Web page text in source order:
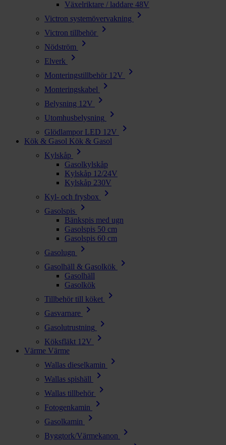
Växelriktare / laddare 48V
Victron systemövervakning
chevron_right
Victron tillbehör chevron_right
Nödström chevron_right
Elverk chevron_right
Monteringstillbehör 12V chevron_right
Monteringskabel chevron_right
Belysning 12V chevron_right
Utomhusbelysning chevron_right
Glödlampor LED 12V chevron_right
Kök & Gasol Kök & Gasol
Kylskåp
chevron_right
Gasolkylskåp
Kylskåp 12/24V
Kylskåp 230V
Kyl- och frysbox
chevron_right
Gasolspis chevron_right
Bänkspis med ugn
Gasolspis 50 cm
Gasolspis 60 cm
Gasolugn
chevron_right
Gasolhäll & Gasolkök chevron_right
Gasolhäll
Gasolkök
Tillbehör till köket
chevron_right
Gasvarnare chevron_right
Gasolutrustning chevron_right
Köksfläkt 12V chevron_right
Värme Värme
Wallas dieselkamin
chevron_right
Wallas spishäll chevron_right
Wallas tillbehör chevron_right
Fotogenkamin chevron_right
Gasolkamin chevron_right
Byggtork/Värmekanon chevron_right